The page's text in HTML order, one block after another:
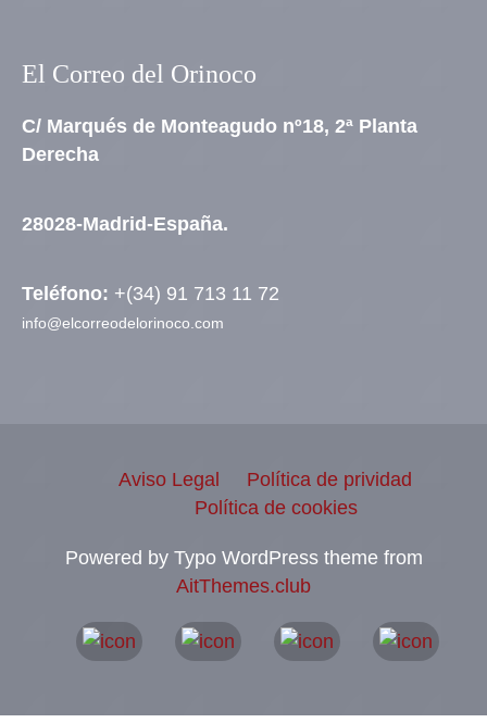
El Correo del Orinoco
C/ Marqués de Monteagudo nº18, 2ª Planta
Derecha
28028-Madrid-España.
Teléfono: +(34) 91 713 11 72
info@elcorreodelorinoco.com
Aviso Legal
Política de prividad
Política de cookies
Powered by Typo WordPress theme from
AitThemes.club